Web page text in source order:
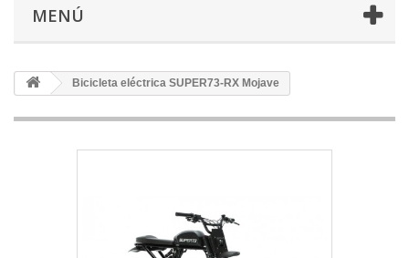
MENÚ
Bicicleta eléctrica SUPER73-RX Mojave